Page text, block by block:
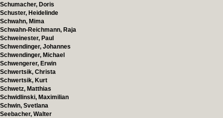
Schumacher, Doris
Schuster, Heidelinde
Schwahn, Mima
Schwahn-Reichmann, Raja
Schweinester, Paul
Schwendinger, Johannes
Schwendinger, Michael
Schwengerer, Erwin
Schwertsik, Christa
Schwertsik, Kurt
Schwetz, Matthias
Schwidlinski, Maximilian
Schwin, Svetlana
Seebacher, Walter